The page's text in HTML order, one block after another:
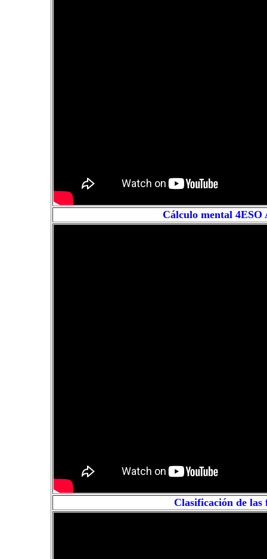
Cálculo mental 4ESO
Clasificación de las